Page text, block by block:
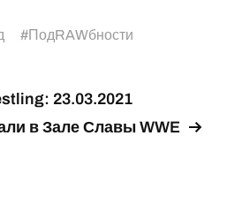
#ПодRAWбности
23.03.2021
в Зале Славы WWE